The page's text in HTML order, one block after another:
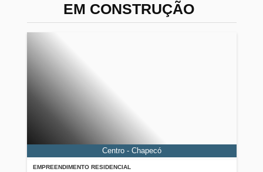
EM CONSTRUÇÃO
EMPREENDIMENTO RESIDENCIAL
Centro - Chapecó